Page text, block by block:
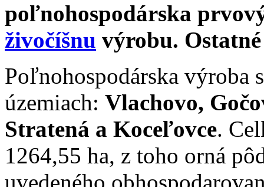
poľnohospodárska
živočíšnu výrobu.
Poľnohospodárska výroba
územiach: Vlachovo,
Stratená a Koceľovce.
1264,55 ha, z toho orná